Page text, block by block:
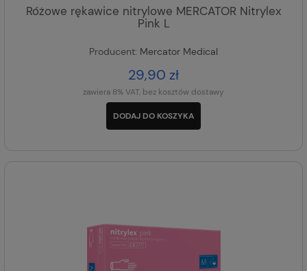
Różowe rękawice nitrylowe MERCATOR Nitrylex
Pink L
Producent: Mercator Medical
29,90 zł
zawiera 8% VAT, bez kosztów dostawy
DODAJ DO KOSZYKA